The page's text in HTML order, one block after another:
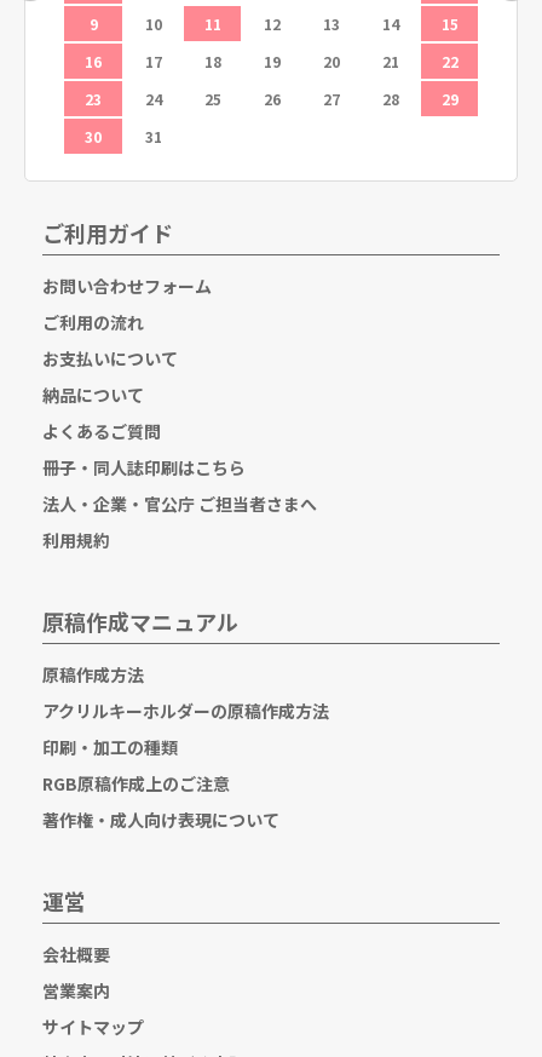
9
10 11 12 13 14
15
16
17 18 19 20 21
22
23
24 25 26 27 28
29
30
31
ご利用ガイド
お問い合わせフォーム
ご利用の流れ
お支払いについて
納品について
よくあるご質問
冊子・同人誌印刷はこちら
法人・企業・官公庁 ご担当者さまへ
利用規約
原稿作成マニュアル
原稿作成方法
アクリルキーホルダーの原稿作成方法
印刷・加工の種類
RGB原稿作成上のご注意
著作権・成人向け表現について
運営
会社概要
営業案内
サイトマップ